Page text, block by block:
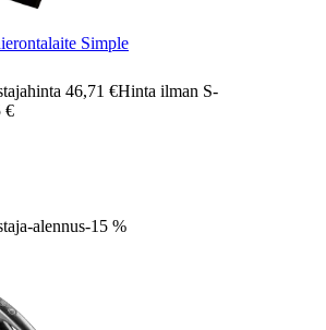
Simple
46,71 €Hinta ilman S-
€
alennus-15 %